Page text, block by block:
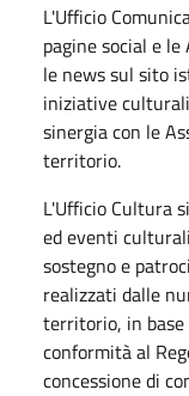
L'Ufficio
pagine social e
le news sul sito
iniziative
sinergia con le
territorio.
L'Ufficio Cultura
ed eventi
sostegno e
realizzati dalle
territorio, in
conformità al
concessione di